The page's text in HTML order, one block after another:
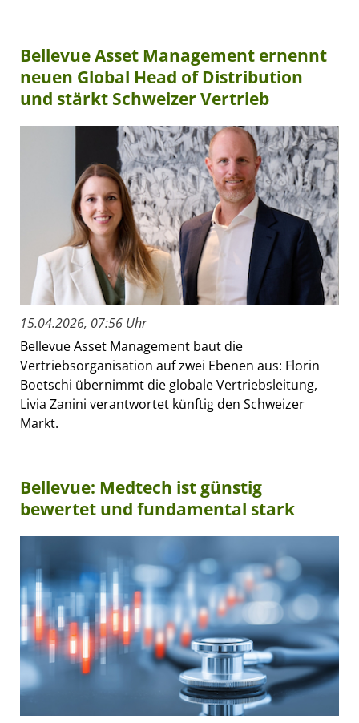
Bellevue Asset Management ernennt
neuen Global Head of Distribution
und stärkt Schweizer Vertrieb
15.04.2026, 07:56 Uhr
Bellevue Asset Management baut die
Vertriebsorganisation auf zwei Ebenen aus: Florin
Boetschi übernimmt die globale Vertriebsleitung,
Livia Zanini verantwortet künftig den Schweizer
Markt.
Bellevue: Medtech ist günstig
bewertet und fundamental stark